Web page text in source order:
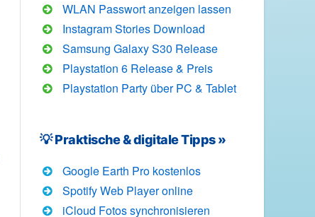
WLAN Passwort anzeigen lassen
Instagram Stories Download
Samsung Galaxy S30 Release
Playstation 6 Release & Preis
Playstation Party über PC & Tablet
💡 Praktische & digitale Tipps »
Google Earth Pro kostenlos
Spotify Web Player online
iCloud Fotos synchronisieren